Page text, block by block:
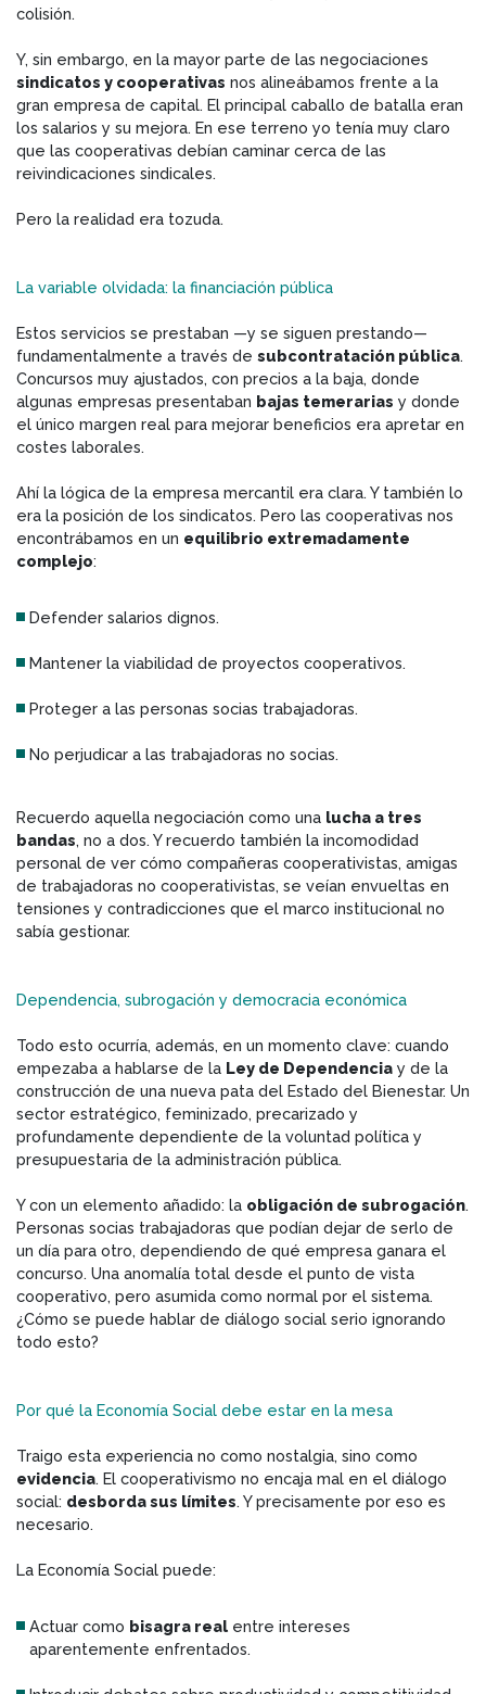
colisión.
Y, sin embargo, en la mayor parte de las negociaciones
sindicatos y cooperativas nos alineábamos frente a la
gran empresa de capital. El principal caballo de batalla eran
los salarios y su mejora. En ese terreno yo tenía muy claro
que las cooperativas debían caminar cerca de las
reivindicaciones sindicales.
Pero la realidad era tozuda.
La variable olvidada: la financiación pública
Estos servicios se prestaban —y se siguen prestando—
fundamentalmente a través de subcontratación pública.
Concursos muy ajustados, con precios a la baja, donde
algunas empresas presentaban bajas temerarias y donde
el único margen real para mejorar beneficios era apretar en
costes laborales.
Ahí la lógica de la empresa mercantil era clara. Y también lo
era la posición de los sindicatos. Pero las cooperativas nos
encontrábamos en un equilibrio extremadamente
complejo:
Defender salarios dignos.
Mantener la viabilidad de proyectos cooperativos.
Proteger a las personas socias trabajadoras.
No perjudicar a las trabajadoras no socias.
Recuerdo aquella negociación como una lucha a tres
bandas, no a dos. Y recuerdo también la incomodidad
personal de ver cómo compañeras cooperativistas, amigas
de trabajadoras no cooperativistas, se veían envueltas en
tensiones y contradicciones que el marco institucional no
sabía gestionar.
Dependencia, subrogación y democracia económica
Todo esto ocurría, además, en un momento clave: cuando
empezaba a hablarse de la Ley de Dependencia y de la
construcción de una nueva pata del Estado del Bienestar. Un
sector estratégico, feminizado, precarizado y
profundamente dependiente de la voluntad política y
presupuestaria de la administración pública.
Y con un elemento añadido: la obligación de subrogación.
Personas socias trabajadoras que podían dejar de serlo de
un día para otro, dependiendo de qué empresa ganara el
concurso. Una anomalía total desde el punto de vista
cooperativo, pero asumida como normal por el sistema.
¿Cómo se puede hablar de diálogo social serio ignorando
todo esto?
Por qué la Economía Social debe estar en la mesa
Traigo esta experiencia no como nostalgia, sino como
evidencia. El cooperativismo no encaja mal en el diálogo
social: desborda sus límites. Y precisamente por eso es
necesario.
La Economía Social puede:
Actuar como bisagra real entre intereses
aparentemente enfrentados.